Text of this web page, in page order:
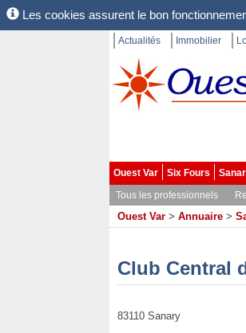
Les cookies assurent le bon
Actualités Immobilier
Ouest Var Six Fours
Tous les professionnels
Ouest Var > Annuaire >
Club Central
83110 Sanary